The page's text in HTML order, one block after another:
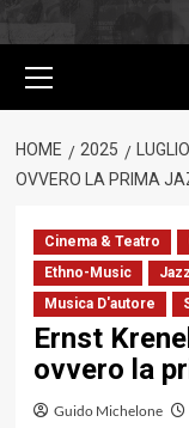
principale
HOME 2025 LUGLIO
OVVERO LA PRIMA
Cinema & Teatro
Ethno-Music
Jazz
Musica D'autore
Ernst
ovvero la
Guido Michelone